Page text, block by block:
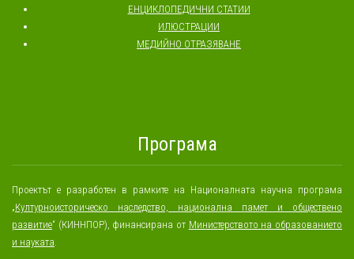
ЕНЦИКЛОПЕДИЧНИ СТАТИИ
ИЛЮСТРАЦИИ
МЕДИЙНО ОТРАЗЯВАНЕ
Програма
Проектът е разработен в рамките на Националната научна програма
„Културноисторическо наследство, национална памет и обществено
развитие“ (КИННПОР), финансирана от Министерството на образованието
и науката.